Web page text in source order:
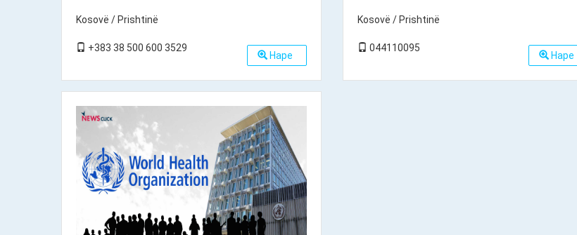
Kosovë / Prishtinë
+383 38 500 600 3529
Hape
Kosovë / Prishtinë
044110095
Hape